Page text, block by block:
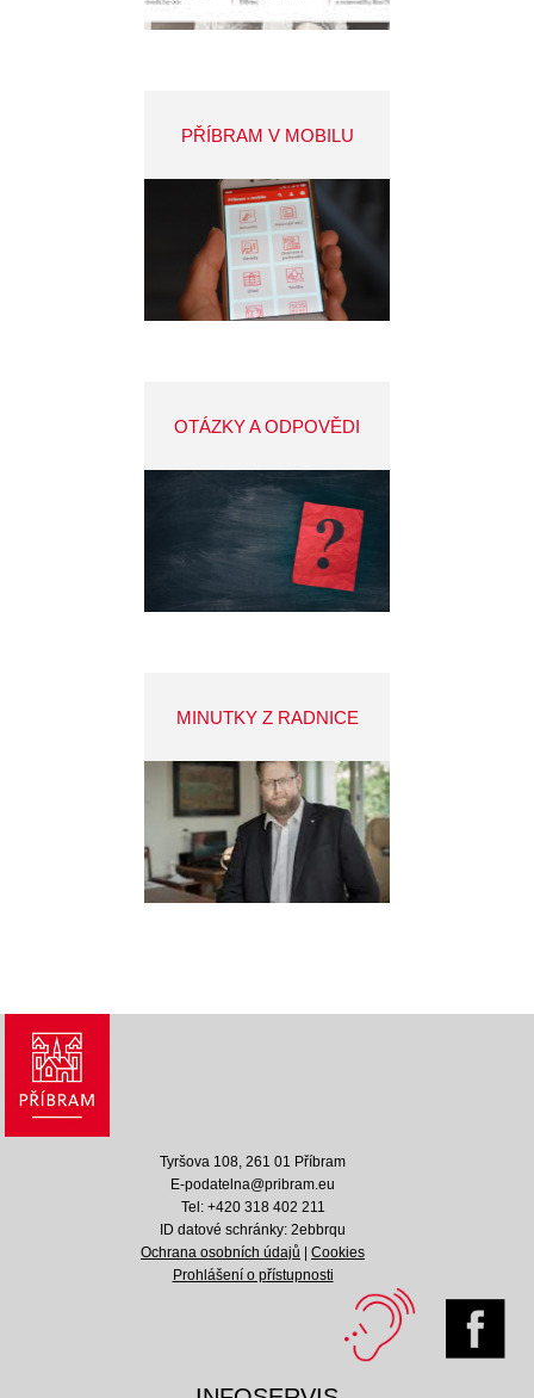
PŘÍBRAM V MOBILU
OTÁZKY A ODPOVĚDI
MINUTKY Z RADNICE
Tyršova 108, 261 01 Příbram
E-podatelna@pribram.eu
Tel: +420 318 402 211
ID datové schránky: 2ebbrqu
Ochrana osobních údajů |Cookies
Prohlášení o přístupnosti